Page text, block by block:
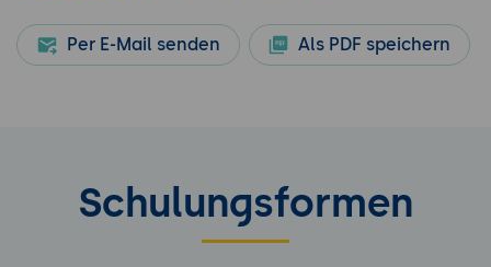
Per E-Mail senden Als PDF speichern
Schulungsformen